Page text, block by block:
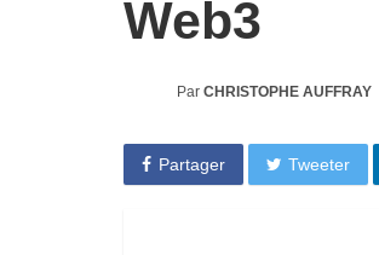
Web3
Par CHRISTOPHE AUFFRAY
Partager Tweeter